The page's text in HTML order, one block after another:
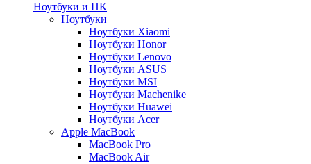
Ноутбуки и ПК
Ноутбуки
Ноутбуки Xiaomi
Ноутбуки Honor
Ноутбуки Lenovo
Ноутбуки ASUS
Ноутбуки MSI
Ноутбуки Machenike
Ноутбуки Huawei
Ноутбуки Acer
Apple MacBook
MacBook Pro
MacBook Air